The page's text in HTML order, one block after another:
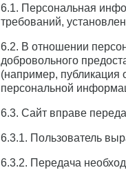
6.1. Персональная
требований,
6.2. В отношении
добровольного
(например, публикация
персональной
6.3. Сайт вправе
6.3.1. Пользователь
6.3.2. Передача